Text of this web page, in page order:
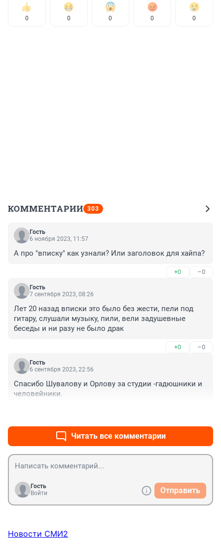
0 0 0 0 0
КОММЕНТАРИИ 303
Гость
6 ноября 2023, 11:57
А про "вписку" как узнали? Или заголовок для хайпа?
+0 –0
Гость
7 сентября 2023, 08:26
Лет 20 назад вписки это было без жести, пели под
гитару, слушали музыку, пили, вели задушевные
беседы и ни разу не было драк
+0 –0
Гость
6 сентября 2023, 22:56
Спасибо Шувалову и Орлову за студии -гадюшники и
человейники.
Читать все комментарии
Гость
Войти
Отправить
Новости СМИ2